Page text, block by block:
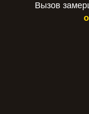
Вызов